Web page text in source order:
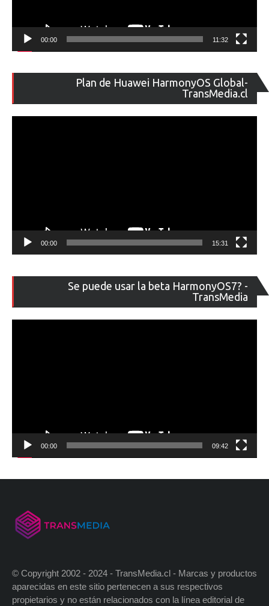
00:00 11:32
Plan de Huawei HarmonyOS Global-
TransMedia.cl
de
00:00 15:31
Se puede usar la beta HarmonyOS7? -
TransMedia
de
00:00 09:42
© Copyright 2002 - 2024 - TransMedia.cl - Marcas y productos
aparecidas en este sitio pertenecen a sus respectivos
propietarios y no están relacionados con la línea editorial de